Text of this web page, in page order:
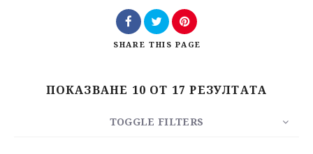
Търсене
SHARE THIS PAGE
ПОКАЗВАНЕ 10 ОТ 17 РЕЗУЛТАТА
TOGGLE FILTERS